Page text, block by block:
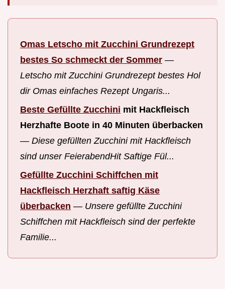
Omas Letscho mit Zucchini Grundrezept
bestes So schmeckt der Sommer —
Letscho mit Zucchini Grundrezept bestes Hol
dir Omas einfaches Rezept Ungaris...
Beste Gefüllte Zucchini mit Hackfleisch
Herzhafte Boote in 40 Minuten überbacken
— Diese gefüllten Zucchini mit Hackfleisch
sind unser FeierabendHit Saftige Fül...
Gefüllte Zucchini Schiffchen mit
Hackfleisch Herzhaft saftig Käse
überbacken — Unsere gefüllte Zucchini
Schiffchen mit Hackfleisch sind der perfekte
Familie...